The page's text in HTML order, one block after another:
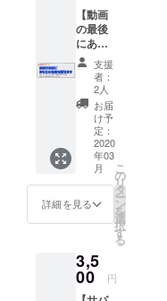
数量分
名前：
本名、
ニック
ネー
ム、商
標なん
でも
OK（犯
罪、ア
ダルト
関連
ワード
NG） ※
名前を
ご入力
くださ
【動画
の最後
にあな
たの名
前を載
せま
す】 あ
なたの
名前を
YouTub
e動画の
最後に
スポン
サーと
して記
載しま
示：動
画１本×
支援数
支援
者：
2人
お届
け予
定：
2020
年03
月
詳細を見る
こ
の
リ
タ
ー
ン
を
選
択
す
る
3,5
00 円